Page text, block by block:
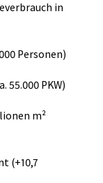
in
Personen)
PKW)
m²
(+10,7